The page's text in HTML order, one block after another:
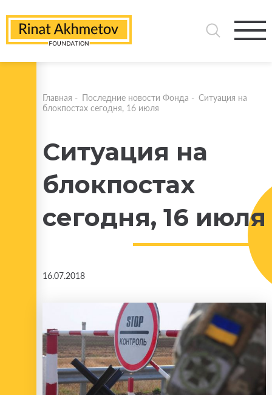
Главная - Последние новости Фонда - Ситуация на
блокпостах сегодня, 16 июля
Ситуация на
блокпостах
сегодня, 16 июля
16.07.2018